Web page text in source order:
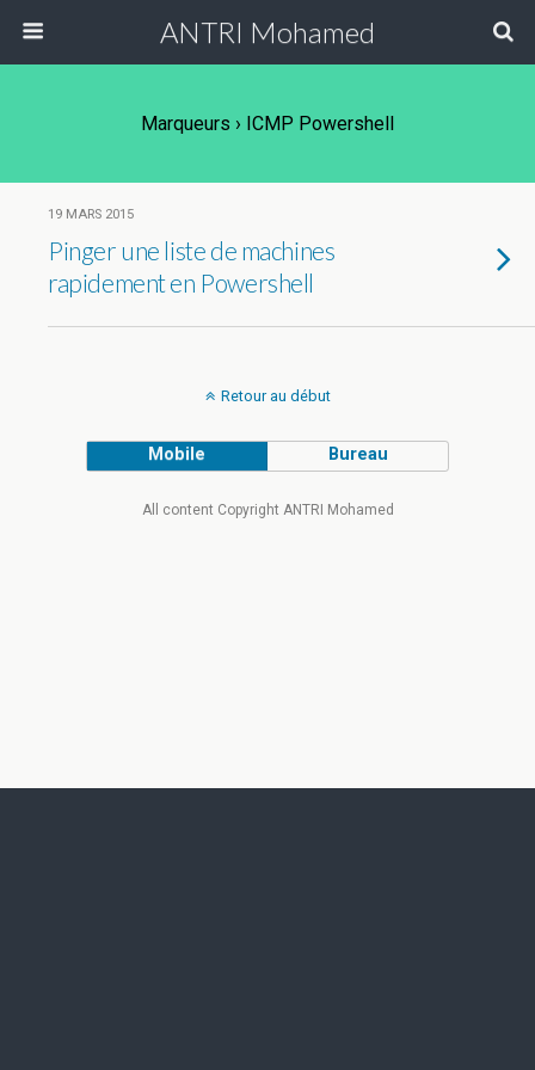
ANTRI Mohamed
Marqueurs › ICMP Powershell
19 MARS 2015
Pinger une liste de machines
rapidement en Powershell
Retour au début
Mobile Bureau
All content Copyright ANTRI Mohamed